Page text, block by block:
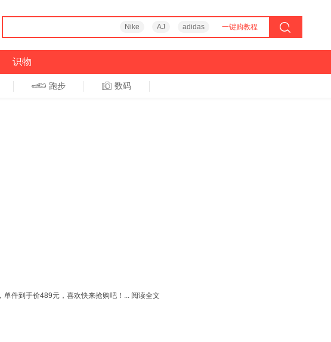
Nike AJ adidas 一键购教程
识物
跑步 数码
件到手价489元，喜欢快来抢购吧！... 阅读全文